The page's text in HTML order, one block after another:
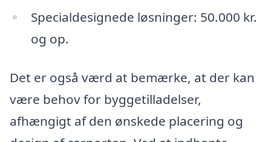
Specialdesignede løsninger: 50.000 kr.
og op.
Det er også værd at bemærke, at der kan
være behov for byggetilladelser,
afhængigt af den ønskede placering og